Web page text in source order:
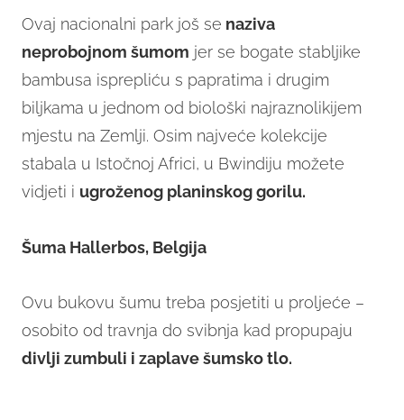
Ovaj nacionalni park još se naziva
neprobojnom šumom jer se bogate stabljike
bambusa isprepliću s papratima i drugim
biljkama u jednom od biološki najraznolikijem
mjestu na Zemlji. Osim najveće kolekcije
stabala u Istočnoj Africi, u Bwindiju možete
vidjeti i ugroženog planinskog gorilu.
Šuma Hallerbos, Belgija
Ovu bukovu šumu treba posjetiti u proljeće –
osobito od travnja do svibnja kad propupaju
divlji zumbuli i zaplave šumsko tlo.